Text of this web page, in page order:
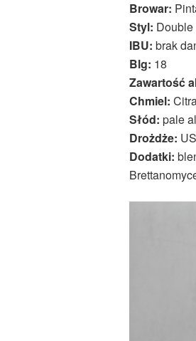
Browar:
Styl:
IBU: brak
Blg: 18
Zawartość
Chmiel:
Słód: pale
Drożdże:
Dodatki: